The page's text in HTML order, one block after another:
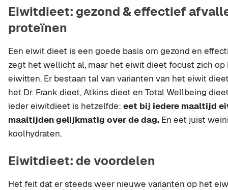
Eiwitdieet: gezond & effectief
proteïnen
Een eiwit dieet is een goede basis om gezond en
zegt het wellicht al, maar het eiwit dieet focust zich
eiwitten. Er bestaan tal van varianten van het eiwit
het Dr. Frank dieet, Atkins dieet en Total Wellbeing
ieder eiwitdieet is hetzelfde: eet bij iedere maaltijd
maaltijden gelijkmatig over de dag. En eet juist
koolhydraten.
Eiwitdieet: de voordelen
Het feit dat er steeds weer nieuwe varianten op het